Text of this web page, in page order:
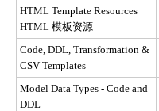
HTML Template Resources
HTML 模板资源
Code, DDL, Transformation &
CSV Templates
Model Data Types - Code and
DDL